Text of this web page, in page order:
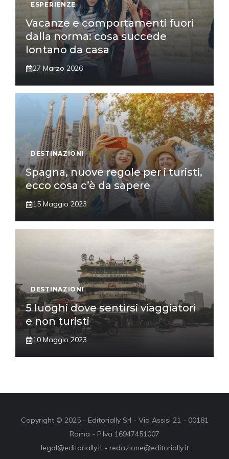
ESPERIENZE
Vacanze e comportamenti fuori
dalla norma: cosa succede
lontano da casa
27 Marzo 2026
DESTINAZIONI
Spagna, nuove regole per i turisti,
ecco cosa c’è da sapere
15 Maggio 2023
DESTINAZIONI
5 luoghi dove sentirsi viaggiatori
e non turisti
10 Maggio 2023
Copyright © 2025 - Editorially Srl - Via Assisi 21 - 00181
Roma - P.Iva 16947451007
legal@editorially.it - redazione@editorially.it